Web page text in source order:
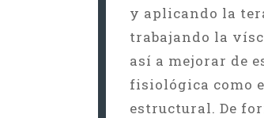
y aplicando la
trabajando la
así a mejorar de
fisiológica como
estructural. De